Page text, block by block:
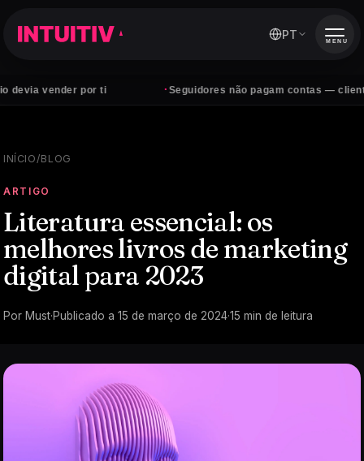
por ti Seguidores não pagam contas — clientes sim
PT MENU
INÍCIO/BLOG
ARTIGO
Literatura essencial: os
melhores livros de marketing
digital para 2023
Por Must·Publicado a 15 de março de 2024·15 min de leitura